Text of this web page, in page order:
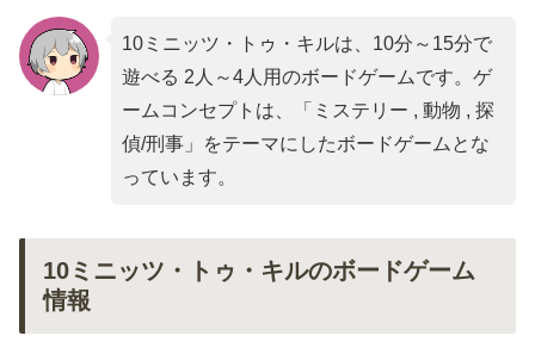
10ミニッツ・トゥ・キルは、10分～15分で
遊べる 2人～4人用のボードゲームです。ゲ
ームコンセプトは、「 ミステリー , 動物 , 探
偵/刑事」をテーマにしたボードゲームとな
っています。
10ミニッツ・トゥ・キルのボードゲーム
情報